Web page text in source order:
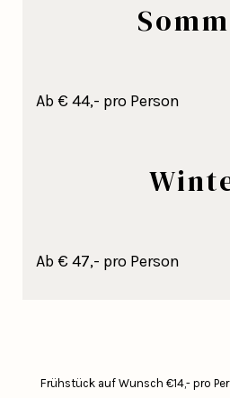
Ab € 44,- pro Person
Ab € 47,- pro Person
Frühstück auf Wunsch €14,- pro